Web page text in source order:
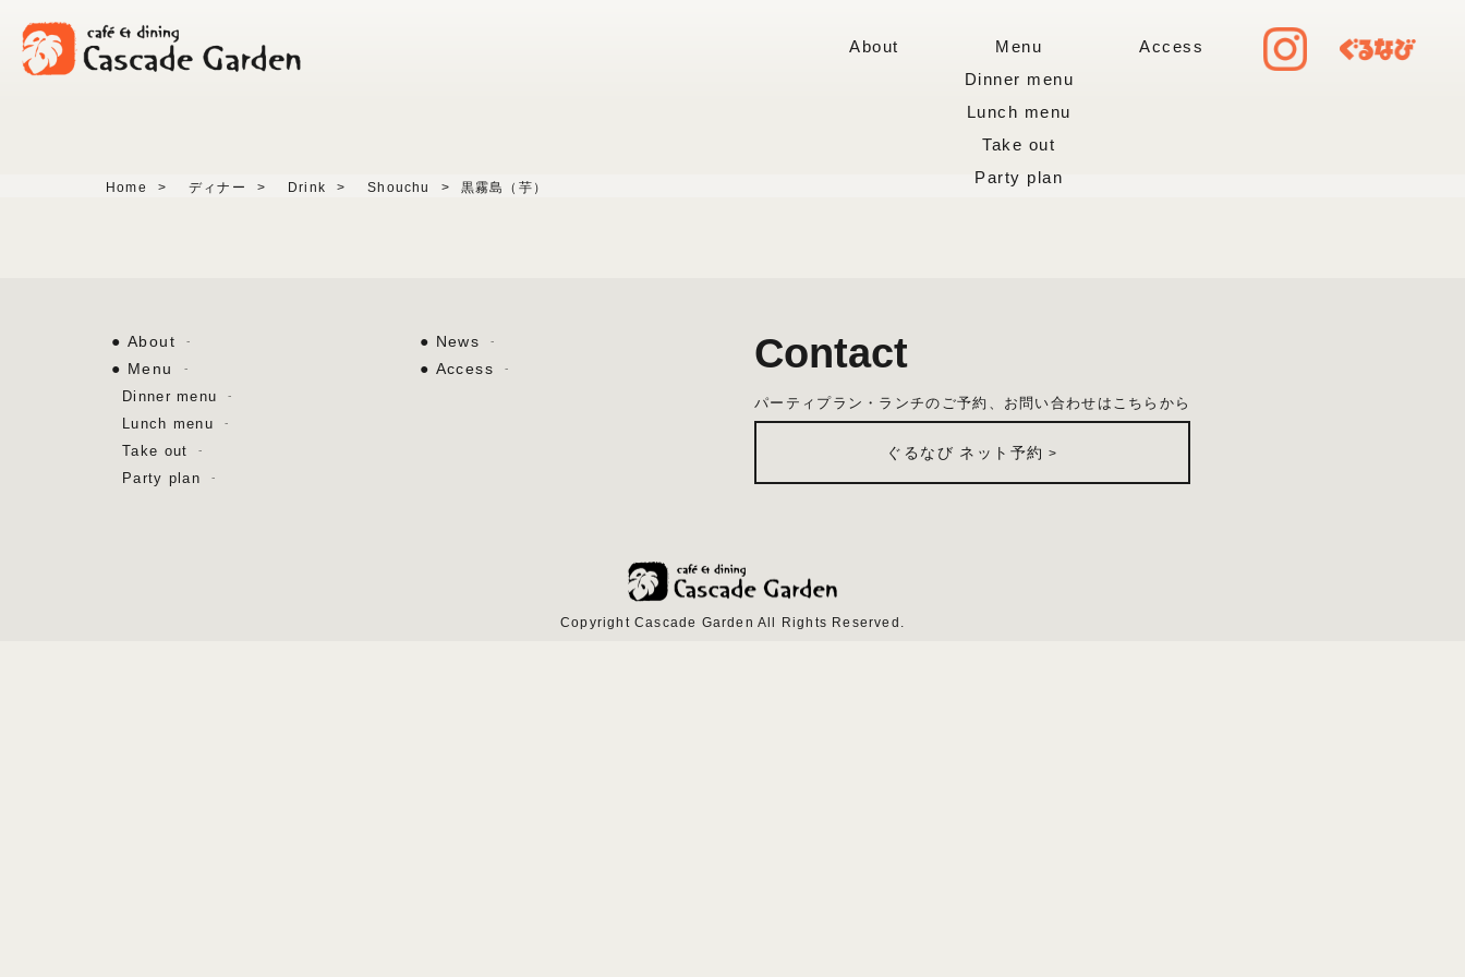
About
Menu
Dinner menu
Lunch menu
Take out
Party plan
Access
Home > ディナー > Drink > Shouchu > 黒霧島（芋）
About
Menu
Dinner menu
Lunch menu
Take out
Party plan
News
Access
Contact
パーティプラン・ランチのご予約、お問い合わせはこちらから
ぐるなび ネット予約 >
Copyright Cascade Garden All Rights Reserved.